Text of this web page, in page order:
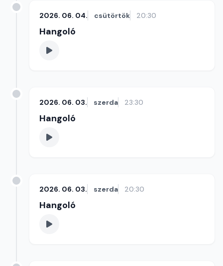
2026. 06. 04. csütörtök 20:30
Hangoló
2026. 06. 03. szerda 23:30
Hangoló
2026. 06. 03. szerda 20:30
Hangoló